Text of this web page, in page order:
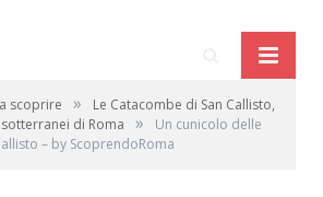
scoprire »
Le Catacombe di San Callisto,
di Roma
»
Un cunicolo delle
– by ScoprendoRoma